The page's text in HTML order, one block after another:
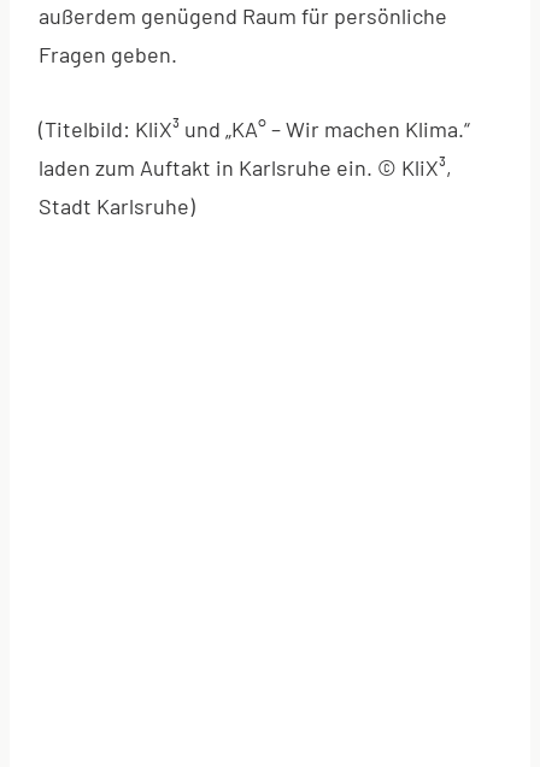
außerdem genügend Raum für persönliche
Fragen geben.
(Titelbild: KliX³ und „KA° – Wir machen Klima.“
laden zum Auftakt in Karlsruhe ein. © KliX³,
Stadt Karlsruhe)